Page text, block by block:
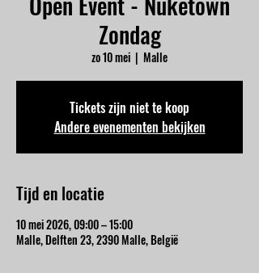
Zondag
zo 10 mei
  |
Malle
Tickets zijn niet te koop
Andere evenementen bekijken
Tijd en locatie
10 mei 2026, 09:00 – 15:00
Malle, Delften 23, 2390 Malle, België